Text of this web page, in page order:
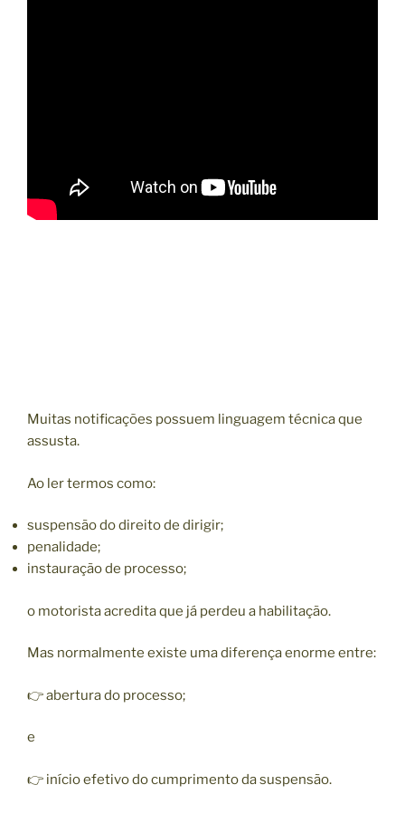
Muitas notificações possuem linguagem técnica que
assusta.
Ao ler termos como:
suspensão do direito de dirigir;
penalidade;
instauração de processo;
o motorista acredita que já perdeu a habilitação.
Mas normalmente existe uma diferença enorme entre:
👉 abertura do processo;
e
👉 início efetivo do cumprimento da suspensão.